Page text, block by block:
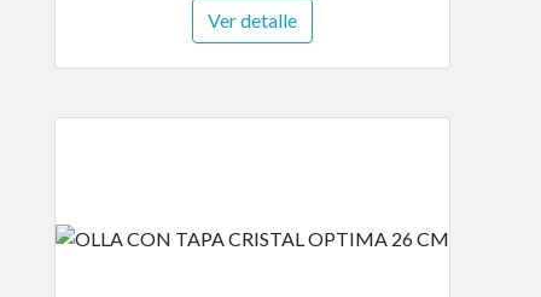
Ver detalle